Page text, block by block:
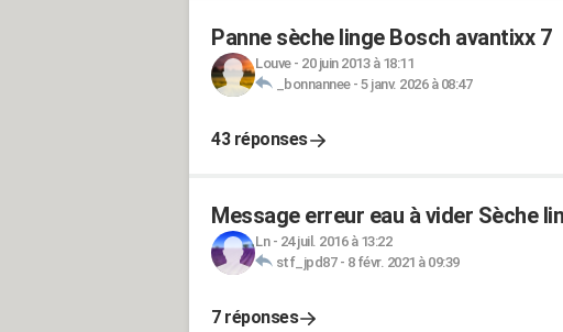
Panne sèche linge Bosch avantixx 7
Louve- 20 juin 2013 à 18:11
_bonnannee- 5 janv. 2026 à 08:47
43 réponses
Message erreur eau à vider Sèche
Ln- 24 juil. 2016 à 13:22
stf_jpd87- 8 févr. 2021 à 09:39
7 réponses